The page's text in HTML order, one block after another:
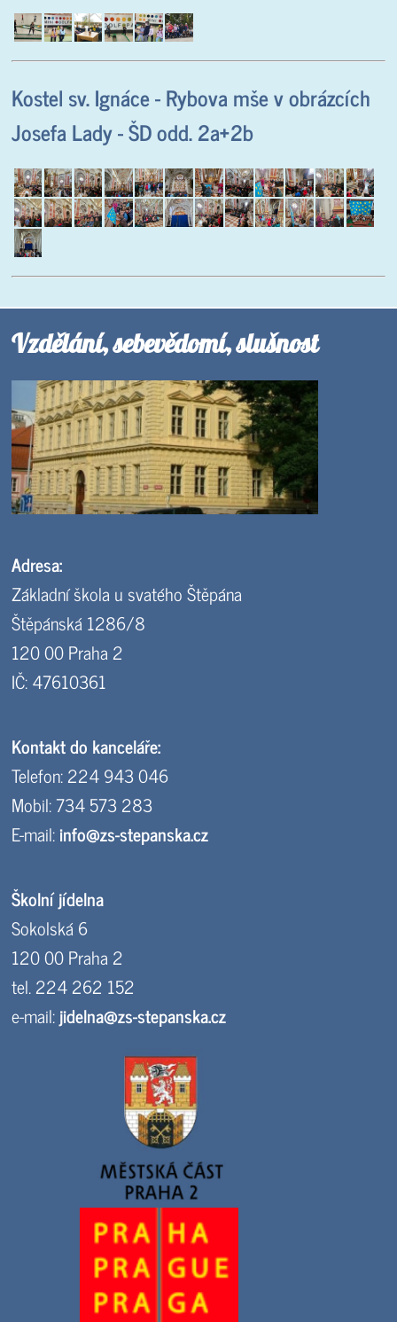
Kostel sv. Ignáce - Rybova mše v obrázcích
Josefa Lady - ŠD odd. 2a+2b
Vzdělání, sebevědomí, slušnost
Adresa:
Základní škola u svatého Štěpána
Štěpánská 1286/8
120 00 Praha 2
IČ: 47610361
Kontakt do kanceláře:
Telefon: 224 943 046
Mobil: 734 573 283
E-mail:info@zs-stepanska.cz
Školní jídelna
Sokolská 6
120 00 Praha 2
tel. 224 262 152
e-mail:jidelna@zs-stepanska.cz